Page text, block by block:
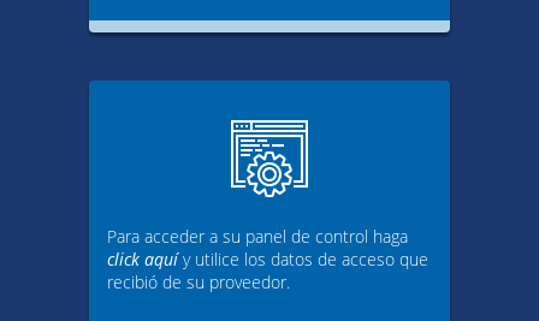
Para acceder a su panel de control haga
click aquíy utilice los datos de acceso que
recibió de su proveedor.